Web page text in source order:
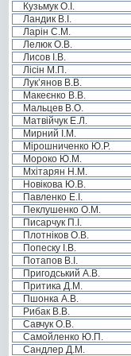
Кузьмук О.І.
Ландик В.І.
Ларін С.М.
Лелюк О.В.
Лисов І.В.
Лісін М.П.
Лук’янов В.В.
Макеєнко В.В.
Мальцев В.О.
Матвійчук Е.Л.
Мирний І.М.
Мірошниченко Ю.Р.
Мороко Ю.М.
Мхітарян Н.М.
Новікова Ю.В.
Павленко Е.І.
Пеклушенко О.М.
Писарчук П.І.
Плотніков О.В.
Попеску І.В.
Потапов В.І.
Пригодський А.В.
Притика Д.М.
Пшонка А.В.
Рибак В.В.
Савчук О.В.
Самойленко Ю.П.
Сандлер Д.М.